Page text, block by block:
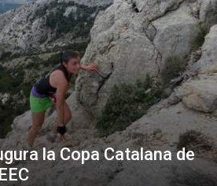
la Copa Catalana de